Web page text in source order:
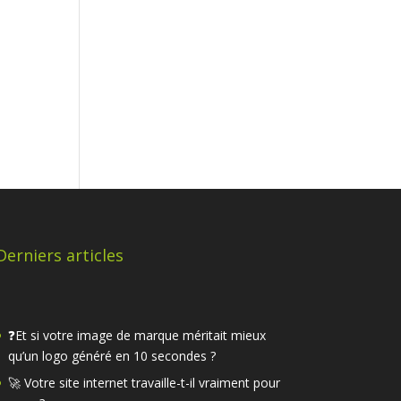
articles
❓Et si votre image de marque méritait mieux
qu’un logo généré en 10 secondes ?
🚀 Votre site internet travaille-t-il vraiment pour